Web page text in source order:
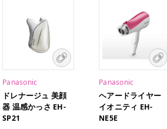
Panasonic
ドレナージュ 美顔
器 温感かっさ EH-
SP21
Panasonic
ヘアードライヤー
イオニティ EH-
NE5E